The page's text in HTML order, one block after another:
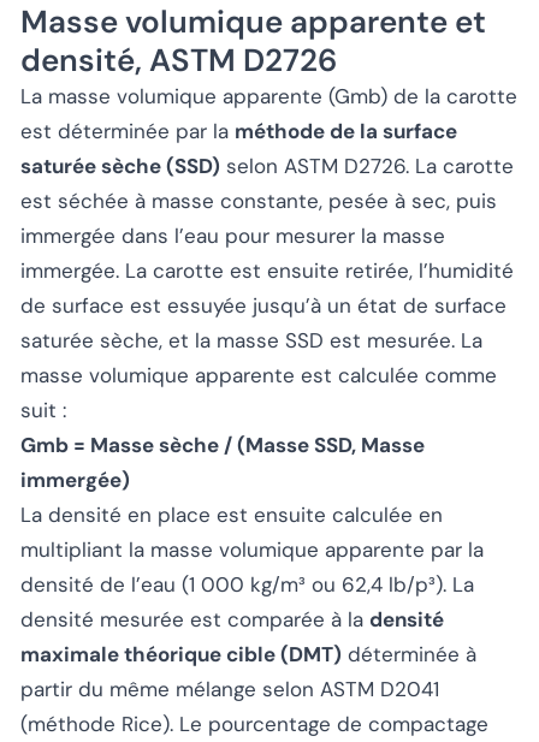
Masse volumique apparente et
densité, ASTM D2726
La masse volumique apparente (Gmb) de la carotte
est déterminée par la méthode de la surface
saturée sèche (SSD) selon ASTM D2726. La carotte
est séchée à masse constante, pesée à sec, puis
immergée dans l’eau pour mesurer la masse
immergée. La carotte est ensuite retirée, l’humidité
de surface est essuyée jusqu’à un état de surface
saturée sèche, et la masse SSD est mesurée. La
masse volumique apparente est calculée comme
suit :
Gmb = Masse sèche / (Masse SSD, Masse
immergée)
La densité en place est ensuite calculée en
multipliant la masse volumique apparente par la
densité de l’eau (1 000 kg/m³ ou 62,4 lb/p³). La
densité mesurée est comparée à la densité
maximale théorique cible (DMT) déterminée à
partir du même mélange selon ASTM D2041
(méthode Rice). Le pourcentage de compactage